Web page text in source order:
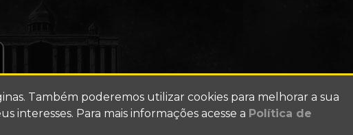
Também poderemos utilizar cookies para melhorar a sua
interesses. Para mais informações acesse a Política de